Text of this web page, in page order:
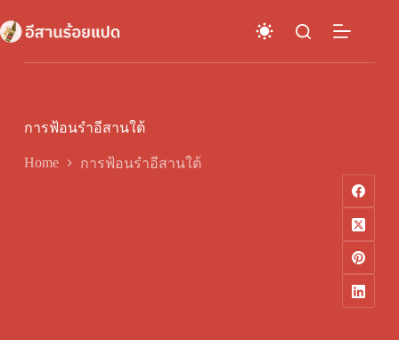
to
content
การฟ้อนรำอีสานใต้
Home การฟ้อนรำอีสานใต้